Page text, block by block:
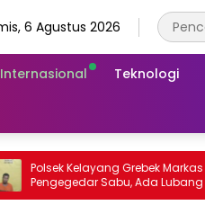
6 Agustus 2026
Internasional Teknologi
Grebek Markas
Sabu, Ada Lubang Tanah
Untuk Menyimpan Barang Bukti